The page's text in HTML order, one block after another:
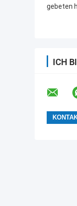
gebeten
ICH